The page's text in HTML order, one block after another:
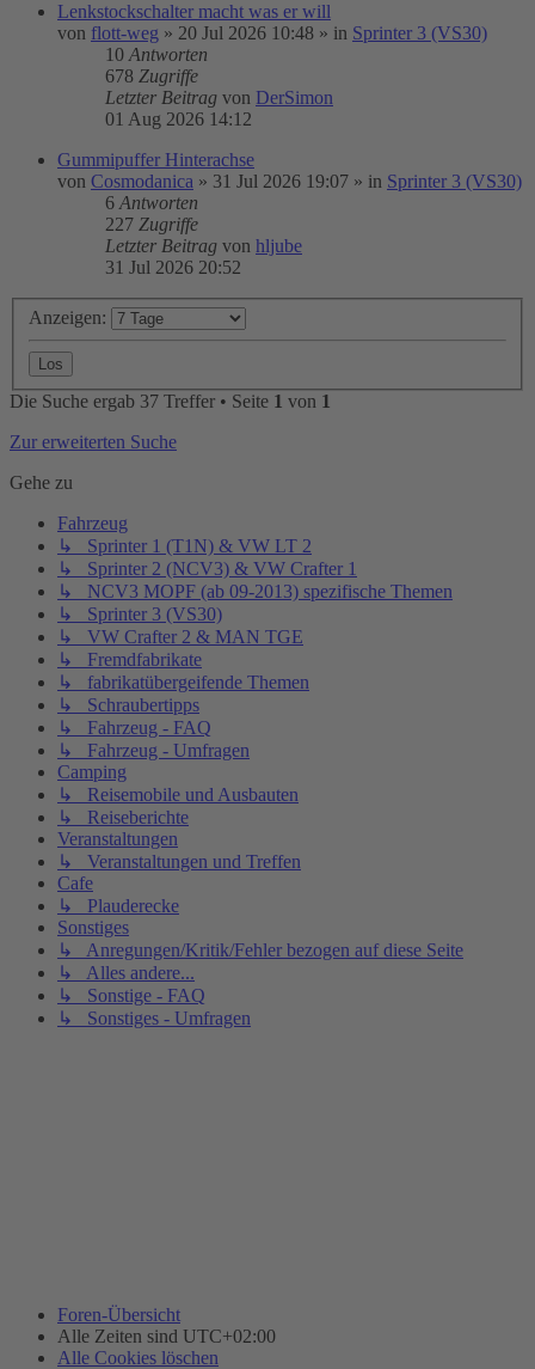
Lenkstockschalter macht was er will
von flott-weg » 20 Jul 2026 10:48 » in Sprinter 3 (VS30)
10 Antworten
678 Zugriffe
Letzter Beitrag von DerSimon
01 Aug 2026 14:12
Gummipuffer Hinterachse
von Cosmodanica » 31 Jul 2026 19:07 » in Sprinter 3 (VS30)
6 Antworten
227 Zugriffe
Letzter Beitrag von hljube
31 Jul 2026 20:52
Anzeigen:
Die Suche ergab 37 Treffer • Seite 1 von 1
Zur erweiterten Suche
Gehe zu
Fahrzeug
↳ Sprinter 1 (T1N) & VW LT 2
↳ Sprinter 2 (NCV3) & VW Crafter 1
↳ NCV3 MOPF (ab 09-2013) spezifische Themen
↳ Sprinter 3 (VS30)
↳ VW Crafter 2 & MAN TGE
↳ Fremdfabrikate
↳ fabrikatübergeifende Themen
↳ Schraubertipps
↳ Fahrzeug - FAQ
↳ Fahrzeug - Umfragen
Camping
↳ Reisemobile und Ausbauten
↳ Reiseberichte
Veranstaltungen
↳ Veranstaltungen und Treffen
Cafe
↳ Plauderecke
Sonstiges
↳ Anregungen/Kritik/Fehler bezogen auf diese Seite
↳ Alles andere...
↳ Sonstige - FAQ
↳ Sonstiges - Umfragen
Foren-Übersicht
Alle Zeiten sind UTC+02:00
Alle Cookies löschen